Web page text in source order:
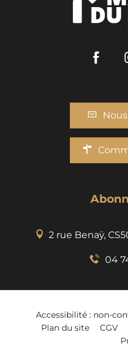
2 rue Benaÿ,
04
Accessibilité : non-
Plan du site
CGV